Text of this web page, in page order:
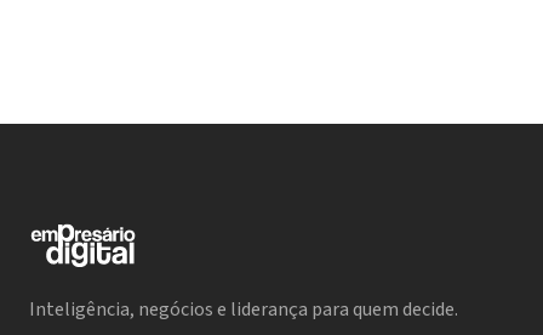
Inteligência, negócios e liderança para quem decide.